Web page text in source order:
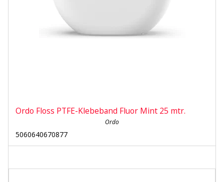
Ordo Floss PTFE-Klebeband Fluor Mint 25 mtr.
Ordo
5060640670877